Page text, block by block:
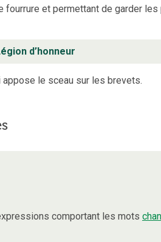
fourrure et permettant de garder les
d’honneur
appose le sceau sur les brevets.
comportant les mots